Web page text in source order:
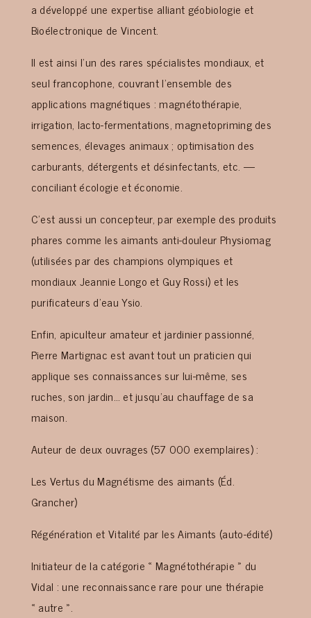
a développé une expertise alliant géobiologie et
Bioélectronique de Vincent.
Il est ainsi l’un des rares spécialistes mondiaux, et
seul francophone, couvrant l’ensemble des
applications magnétiques : magnétothérapie,
irrigation, lacto-fermentations, magnetopriming des
semences, élevages animaux ; optimisation des
carburants, détergents et désinfectants, etc. —
conciliant écologie et économie.
C’est aussi un concepteur, par exemple des produits
phares comme les aimants anti-douleur Physiomag
(utilisées par des champions olympiques et
mondiaux Jeannie Longo et Guy Rossi) et les
purificateurs d’eau Ysio.
Enfin, apiculteur amateur et jardinier passionné,
Pierre Martignac est avant tout un praticien qui
applique ses connaissances sur lui-même, ses
ruches, son jardin… et jusqu’au chauffage de sa
maison.
Auteur de deux ouvrages (57 000 exemplaires) :
Les Vertus du Magnétisme des aimants (Éd.
Grancher)
Régénération et Vitalité par les Aimants (auto-édité)
Initiateur de la catégorie « Magnétothérapie » du
Vidal : une reconnaissance rare pour une thérapie
« autre ».